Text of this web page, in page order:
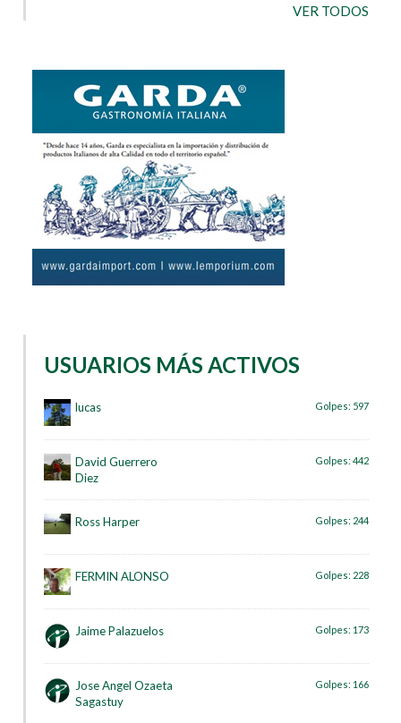
VER TODOS
USUARIOS MÁS ACTIVOS
lucas Golpes: 597
David Guerrero
Diez
Golpes: 442
Ross Harper Golpes: 244
FERMIN ALONSO Golpes: 228
Jaime Palazuelos Golpes: 173
Jose Angel Ozaeta
Sagastuy
Golpes: 166